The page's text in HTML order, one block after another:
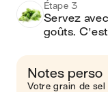
Étape 3
Servez
goûts.
Notes perso
Votre grain de